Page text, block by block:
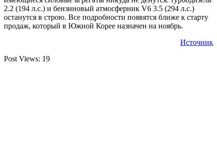
2.2 (194 л.с.) и бензиновый атмосферник V6 3.5 (294 л.с.)
останутся в строю. Все подробности появятся ближе к старту
продаж, который в Южной Корее назначен на ноябрь.
Источник
Post Views: 19